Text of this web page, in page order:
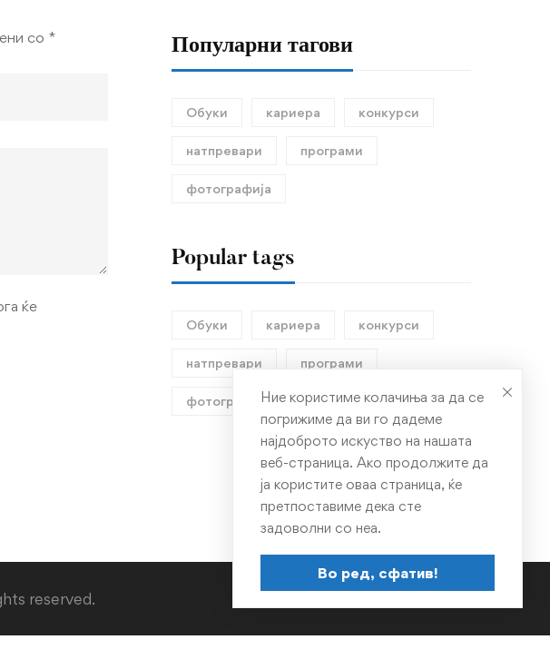
со *
ќе
Популарни тагови
Обуки кариера конкурси
натпревари програми
фотографија
Popular tags
Обуки кариера конкурси
натпревари програми
фотографија
reserved.
Ние користиме колачиња за да се
погрижиме да ви го дадеме
најдоброто искуство на нашата
веб-страница. Ако продолжите да
ја користите оваа страница, ќе
претпоставиме дека сте
задоволни со неа.
Во ред, сфатив!